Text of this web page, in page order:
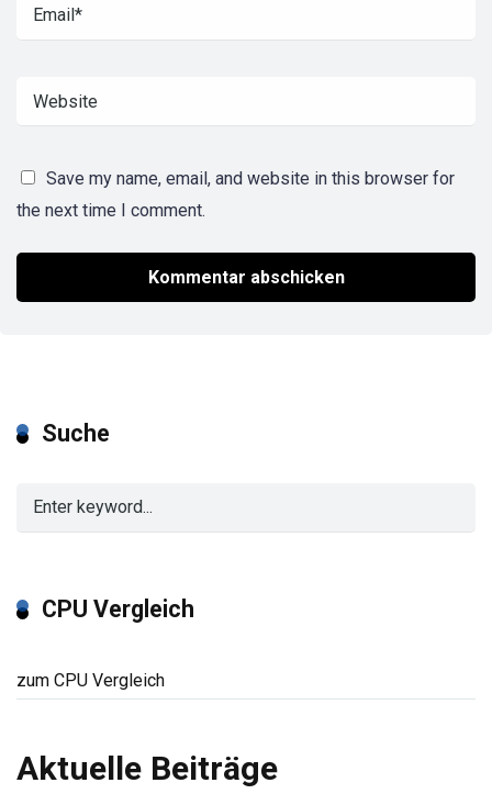
Save my name, email, and website in this browser for
the next time I comment.
Suche
CPU Vergleich
zum CPU Vergleich
Aktuelle Beiträge